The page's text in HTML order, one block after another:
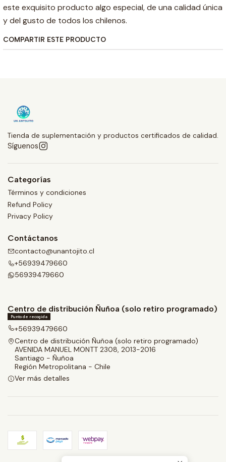
este exquisito producto algo especial, de una calidad única
y del gusto de todos los chilenos.
COMPARTIR ESTE PRODUCTO
Tienda de suplementación y productos certificados de calidad.
Síguenos
Categorías
Términos y condiciones
Refund Policy
Privacy Policy
Contáctanos
contacto@unantojito.cl
+56939479660
56939479660
Centro de distribución Ñuñoa (solo retiro programado)
Punto de recogida
+56939479660
Centro de distribución Ñuñoa (solo retiro programado)
AVENIDA MANUEL MONTT 2308, 2013-2016
Santiago - Ñuñoa
Región Metropolitana - Chile
Ver más detalles